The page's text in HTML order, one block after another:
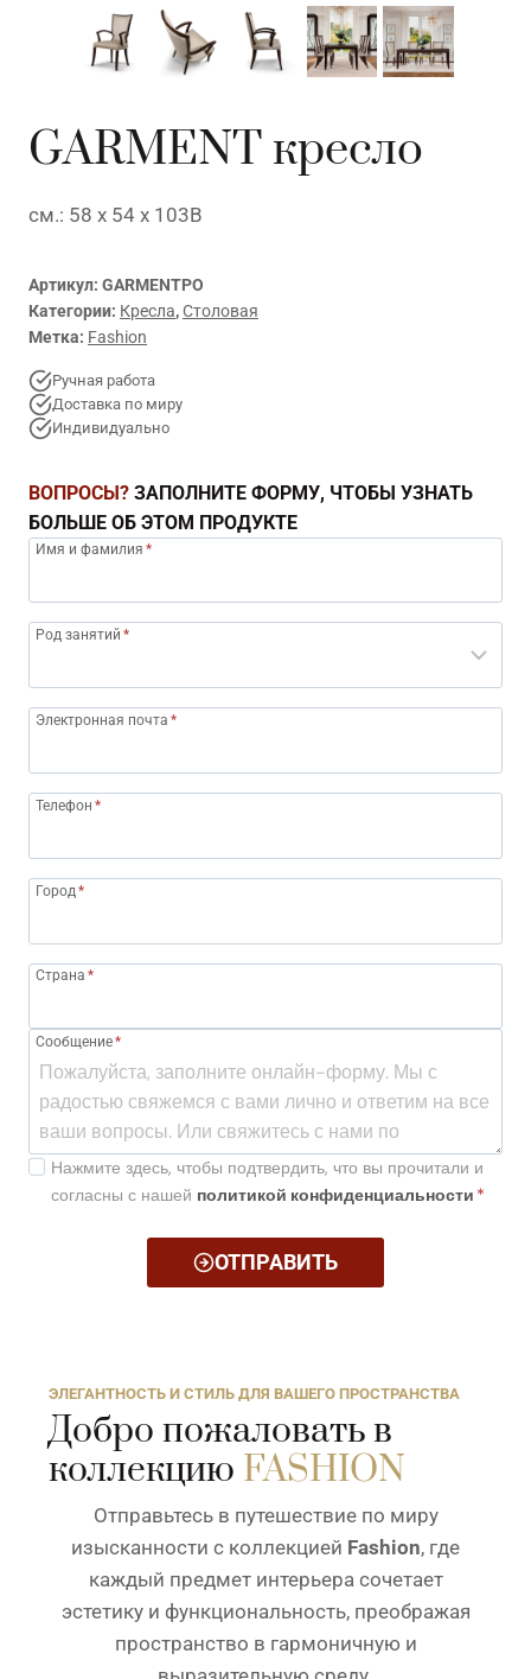
GARMENT кресло
см.: 58 x 54 x 103В
Артикул: GARMENTPO
Категории: Кресла,Столовая
Метка: Fashion
Ручная работа
Доставка по миру
Индивидуально
ВОПРОСЫ? ЗАПОЛНИТЕ ФОРМУ, ЧТОБЫ УЗНАТЬ
БОЛЬШЕ ОБ ЭТОМ ПРОДУКТЕ
Имя и фамилия *
Род занятий *
Электронная почта *
Телефон *
Город *
Страна *
Сообщение*
Нажмите здесь, чтобы подтвердить, что вы прочитали и
согласны с нашей политикой конфиденциальности *
ОТПРАВИТЬ
ЭЛЕГАНТНОСТЬ И СТИЛЬ ДЛЯ ВАШЕГО ПРОСТРАНСТВА
Добро пожаловать в
коллекцию FASHION
Отправьтесь в путешествие по миру
изысканности с коллекцией Fashion, где
каждый предмет интерьера сочетает
эстетику и функциональность, преображая
пространство в гармоничную и